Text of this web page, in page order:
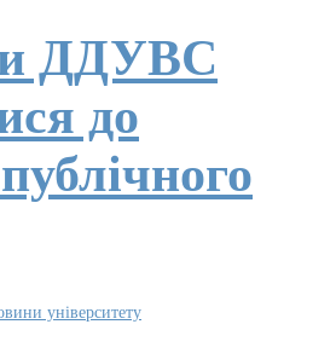
ДДУВС
до
університету